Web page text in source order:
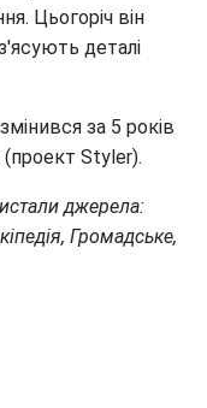
Цьогоріч він
деталі
за 5 років
(проект Styler).
джерела:
Громадське,